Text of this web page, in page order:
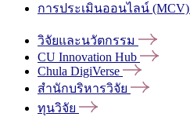
การประเมินออนไลน์ (MCV)
วิจัยและนวัตกรรม
CU Innovation Hub
Chula DigiVerse
สำนักบริหารวิจัย
ทุนวิจัย